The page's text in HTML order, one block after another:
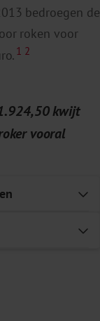
bedroegen de
roken voor
1 2
kwijt
vooral
R, Feenstra